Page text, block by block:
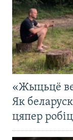
«Жыцьцё
Як
цяпер